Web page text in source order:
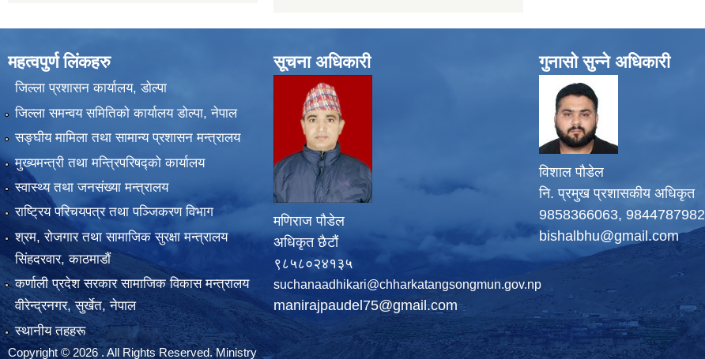
महत्वपुर्ण लिंकहरु
जिल्ला प्रशासन कार्यालय, डोल्पा
जिल्ला समन्वय समितिको कार्यालय डोल्पा, नेपाल
सङ्‍घीय मामिला तथा सामान्य प्रशासन मन्त्रालय
मुख्यमन्त्री तथा मन्त्रिपरिषद्को कार्यालय
स्वास्थ्य तथा जनसंख्या मन्त्रालय
राष्ट्रिय परिचयपत्र तथा पञ्जिकरण विभाग
श्रम, रोजगार तथा सामाजिक सुरक्षा मन्त्रालय
सिंहदरवार, काठमाडाैं
कर्णाली प्रदेश सरकार सामाजिक विकास मन्त्रालय
वीरेन्द्रनगर, सुर्खेत, नेपाल
स्थानीय तहहरू
Copyright © 2026 . All Rights Reserved. Ministry
सूचना अधिकारी
मणिराज पौडेल
अधिकृत छैटौं
९८५८०२४१३५
suchanaadhikari@chharkatangsongmun.gov.np
manirajpaudel75@gmail.com
गुनासो सुन्ने अधिकारी
विशाल पौडेल
नि. प्रमुख प्रशासकीय अधिकृत
9858366063, 9844787982
bishalbhu@gmail.com